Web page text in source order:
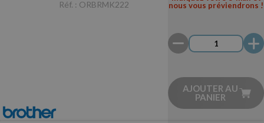
Réf. : ORBRMK222
nous vous préviendrons !
AJOUTER AU
PANIER